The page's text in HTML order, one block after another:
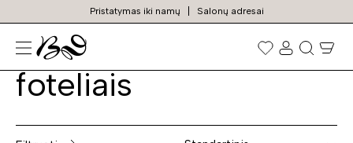
Pristatymas iki namų Salonų adresai
Prekių
paieška
Sofos lovos su
foteliais